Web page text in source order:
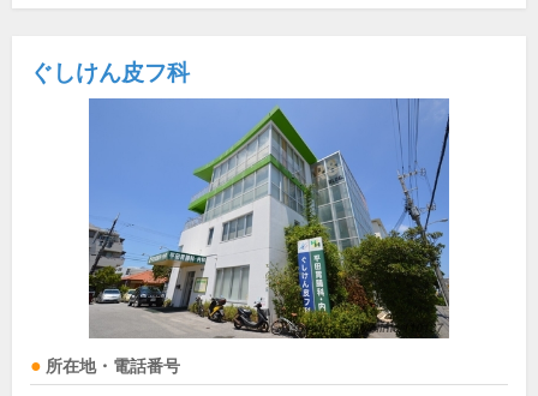
ぐしけん皮フ科
所在地・電話番号